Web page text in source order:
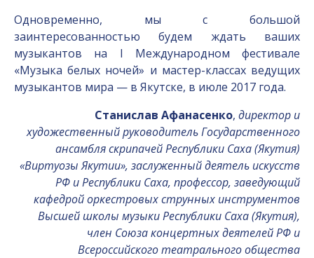
Одновременно, мы с большой
заинтересованностью будем ждать ваших
музыкантов на I Международном фестивале
«Музыка белых ночей» и мастер-классах ведущих
музыкантов мира — в Якутске, в июле 2017 года.
Станислав Афанасенко, директор и
художественный руководитель Государственного
ансамбля скрипачей Республики Саха (Якутия)
«Виртуозы Якутии», заслуженный деятель искусств
РФ и Республики Саха, профессор, заведующий
кафедрой оркестровых струнных инструментов
Высшей школы музыки Республики Саха (Якутия),
член Союза концертных деятелей РФ и
Всероссийского театрального общества